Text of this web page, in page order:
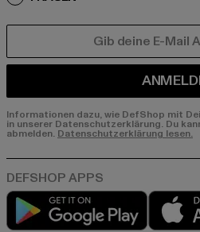
Informationen dazu, wie DefShop mit
in unserer Datenschutzerklärung. Du
abmelden. Datenschutzerklärung lesen.
Play